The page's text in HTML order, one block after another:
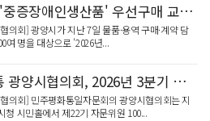
광양시, '중증장애인생산품' 우선구매 교육…자립 기반 강화
의회] 광양시가 지난 7일 물품·용역 구매·계약 담
여 명을 대상으로 '2026년...
민주평통 광양시협의회, 2026년 3분기 정기회의 '평화 공존' 활발한 논의
의회] 민주평화통일자문회의 광양시협의회는 지
청 시민홀에서 제22기 자문위원 100...